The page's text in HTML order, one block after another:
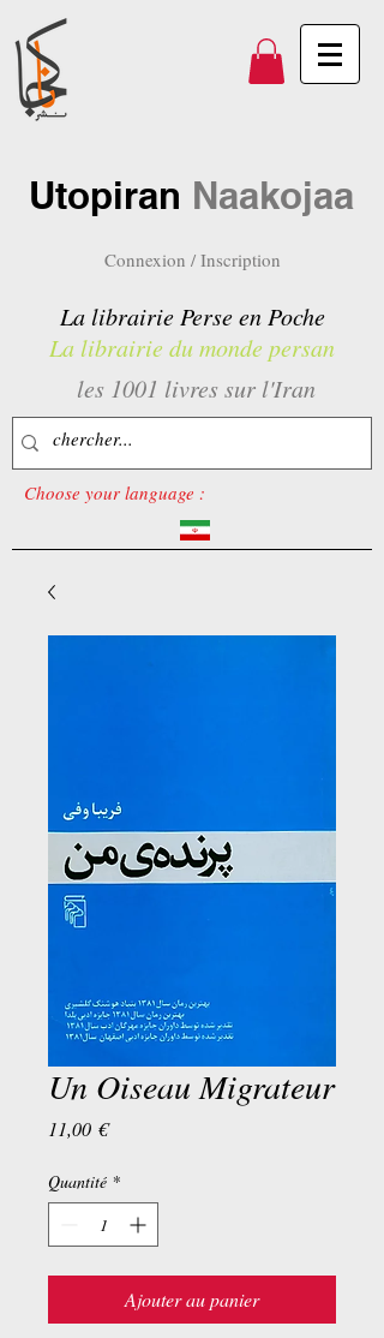
Utopiran Naakojaa
Connexion / Inscription
La librairie Perse en Poche
La librairie du monde persan
les 1001 livres sur l'Iran
Choose your language :
Un Oiseau Migrateur
11,00 €Prix
Quantité *
Ajouter au panier